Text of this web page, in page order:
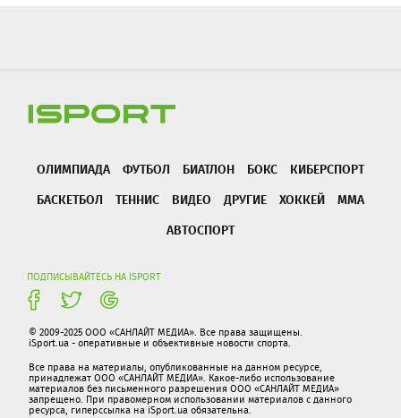
ОЛИМПИАДА ФУТБОЛ БИАТЛОН БОКС
КИБЕРСПОРТ
БАСКЕТБОЛ
ТЕННИС ВИДЕО ДРУГИЕ ХОККЕЙ
ММА
АВТОСПОРТ
ПОДПИСЫВАЙТЕСЬ НА ISPORT
© 2009-2025 ООО «САНЛАЙТ МЕДИА». Все права защищены.
iSport.ua - оперативные и объективные новости спорта.
Все права на материалы, опубликованные на данном ресурсе,
принадлежат ООО «САНЛАЙТ МЕДИА». Какое-либо использование
материалов без письменного разрешения ООО «САНЛАЙТ МЕДИА»
запрещено. При правомерном использовании материалов с данного
ресурса, гиперссылка на iSport.ua обязательна.